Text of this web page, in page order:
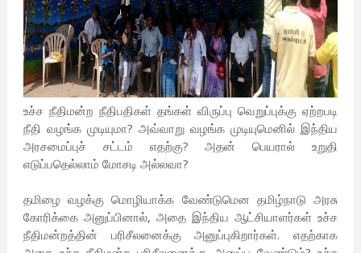
உச்ச நீதிமன்ற நீதிபதிகள் தங்கள் விருப்பு வெறுப்புக்கு ஏற்றபடி
நீதி வழங்க முடியுமா? அவ்வாறு வழங்க முடியுமெனில் இந்திய
அரசமைப்புச் சட்டம் எதற்கு? அதன் பெயரால் உறுதி
எடுப்பதெல்லாம் மோசடி அல்லவா?
தமிழை வழக்கு மொழியாக்க வேண்டுமென தமிழ்நாடு அரசு
கோரிக்கை அனுப்பினால், அதை இந்திய ஆட்சியாளர்கள் உச்ச
நீதிமன்றத்தின் பரிசீலனைக்கு அனுப்புகிறார்கள். எதற்காக